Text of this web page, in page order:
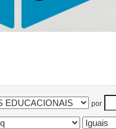
por